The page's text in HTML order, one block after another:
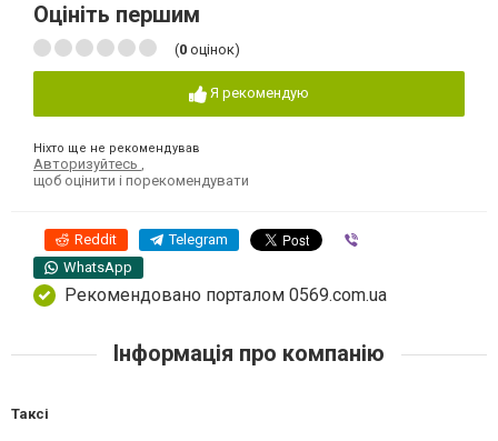
Оцініть першим
(0 оцінок)
Я рекомендую
Ніхто ще не рекомендував
Авторизуйтесь
щоб оцінити і порекомендувати
Reddit Telegram
WhatsApp
Рекомендовано порталом 0569.com.ua
Інформація про компанію
Таксі